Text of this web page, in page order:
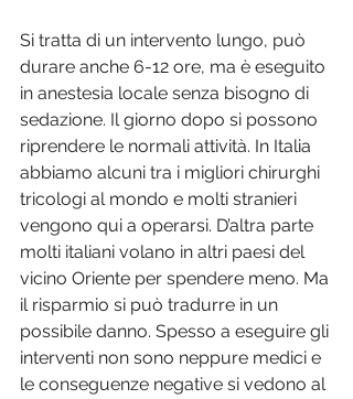
Si tratta di un intervento lungo, può
durare anche 6-12 ore, ma è eseguito
in anestesia locale senza bisogno di
sedazione. Il giorno dopo si possono
riprendere le normali attività. In Italia
abbiamo alcuni tra i migliori chirurghi
tricologi al mondo e molti stranieri
vengono qui a operarsi. D’altra parte
molti italiani volano in altri paesi del
vicino Oriente per spendere meno. Ma
il risparmio si può tradurre in un
possibile danno. Spesso a eseguire gli
interventi non sono neppure medici e
le conseguenze negative si vedono al